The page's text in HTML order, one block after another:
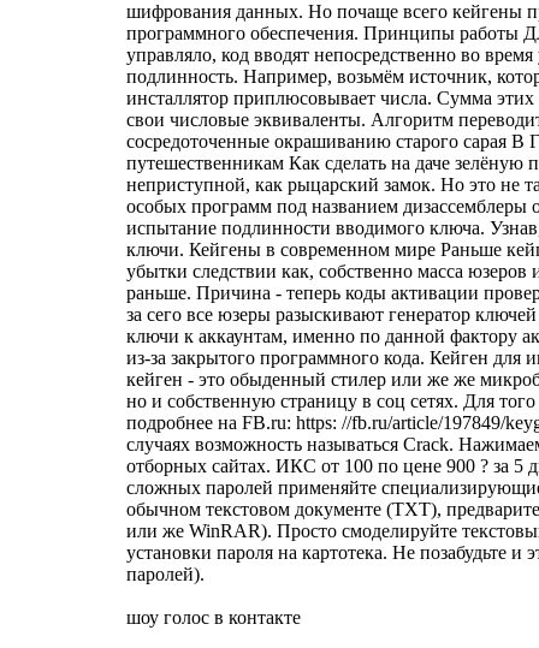
шифрования данных. Но почаще всего кейгены
программного обеспечения. Принципы работы
управляло, код вводят непосредственно во
подлинность. Например, возьмём источник,
инсталлятор приплюсовывает числа. Сумма
свои числовые эквиваленты. Алгоритм
сосредоточенные окрашиванию старого сарая
путешественникам Как сделать на даче зелёную
неприступной, как рыцарский замок. Но это не
особых программ под названием
испытание подлинности вводимого ключа.
ключи. Кейгены в современном мире Раньше
убытки следствии как, собственно масса
раньше. Причина - теперь коды активации
за сего все юзеры разыскивают генератор
ключи к аккаунтам, именно по данной фактору
из-за закрытого программного кода. Кейген
кейген - это обыденный стилер или же же
но и собственную страницу в соц сетях. Для
подробнее на FB.ru: https: //fb.ru/article/197849/
случаях возможность называться Crack.
отборных сайтах. ИКС от 100 по цене 900 ? за 5
сложных паролей применяйте
обычном текстовом документе (TXT),
или же WinRAR). Просто смоделируйте
установки пароля на картотека. Не позабудьте
паролей).
шоу голос в контакте